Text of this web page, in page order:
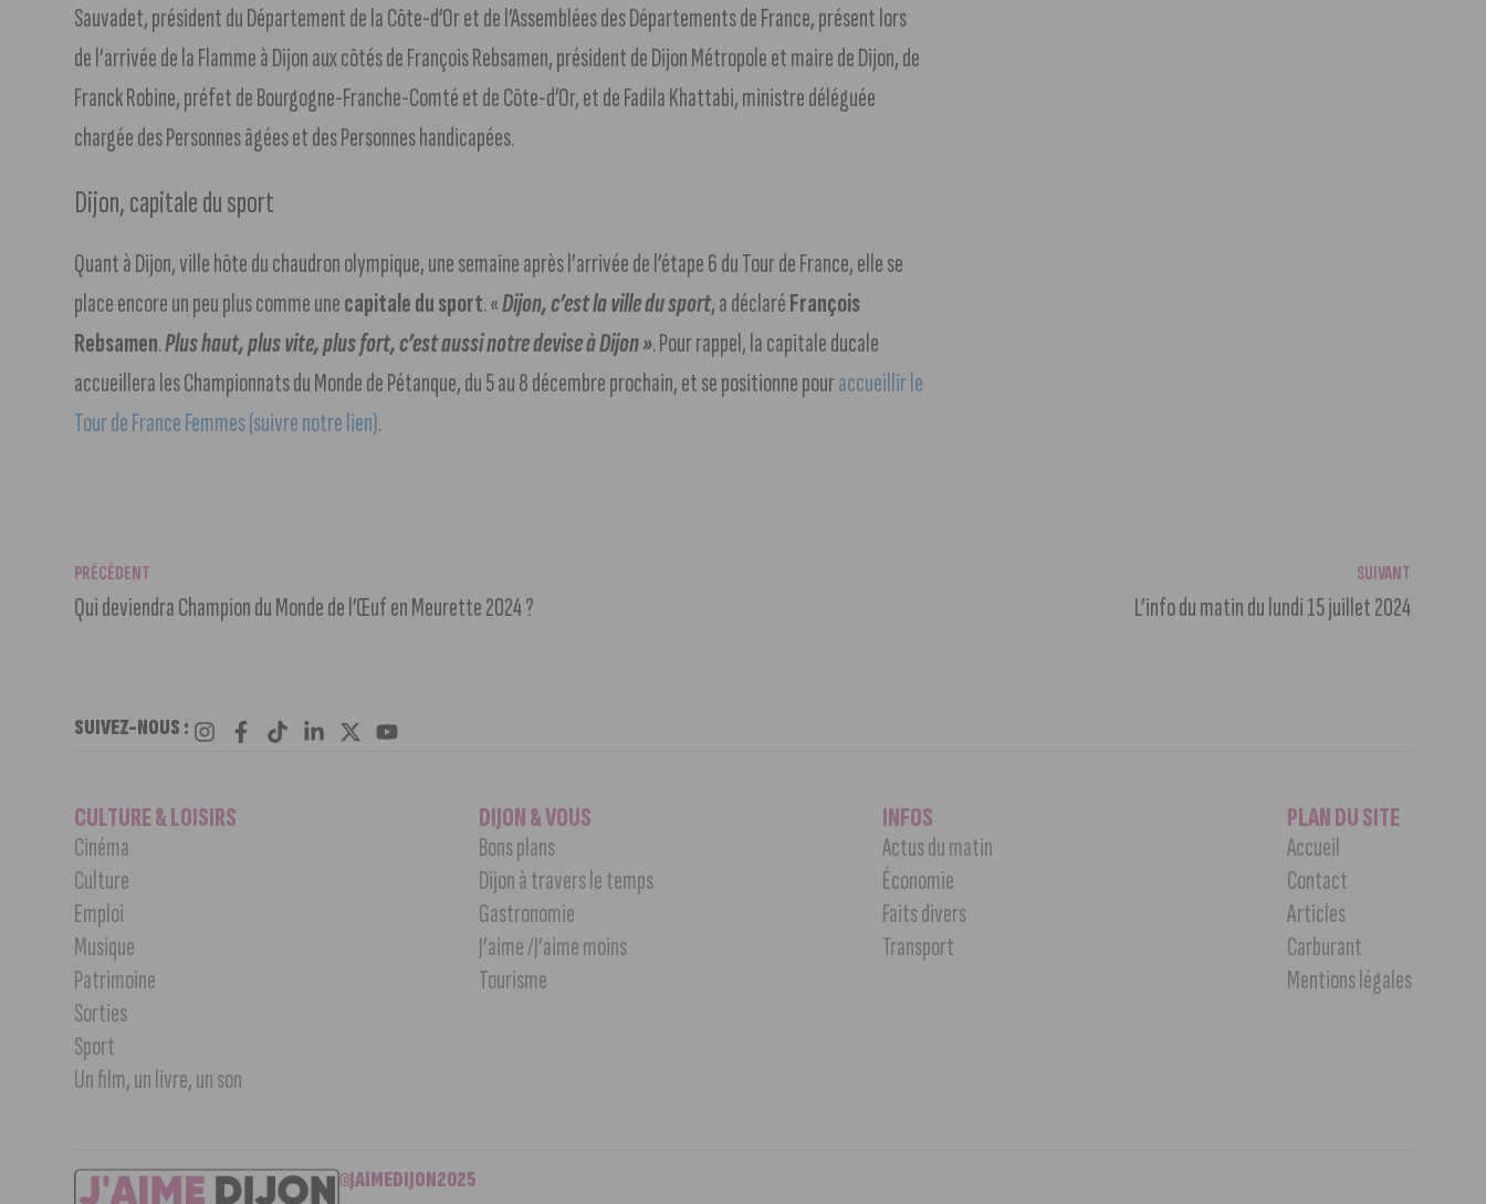
Sauvadet, président du Département de la Côte-d’Or et de l’Assemblées des Départements de France, présent lors
de l’arrivée de la Flamme à Dijon aux côtés de François Rebsamen, président de Dijon Métropole et maire de Dijon, de
Franck Robine, préfet de Bourgogne-Franche-Comté et de Côte-d’Or, et de Fadila Khattabi, ministre déléguée
chargée des Personnes âgées et des Personnes handicapées.
Dijon, capitale du sport
Quant à Dijon, ville hôte du chaudron olympique, une semaine après l’arrivée de l’étape 6 du Tour de France, elle se
place encore un peu plus comme unecapitale du sport. «Dijon, c’est la ville du sport, a déclaréFrançois
Rebsamen.Plus haut, plus vite, plus fort, c’est aussi notre devise à Dijon ». Pour rappel, la capitale ducale
accueillera les Championnats du Monde de Pétanque, du 5 au 8 décembre prochain, et se positionne pouraccueillir le
Tour de France Femmes (suivre notre lien).
PRÉCÉDENT
Qui deviendra Champion du Monde de l’Œuf en Meurette 2024 ?
SUIVANT
L’info du matin du lundi 15 juillet 2024
SUIVEZ-NOUS :
CULTURE & LOISIRS
Cinéma
Culture
Emploi
Musique
Patrimoine
Sorties
Sport
Un film, un livre, un son
DIJON & VOUS
Bons plans
Dijon à travers le temps
Gastronomie
J’aime /J’aime moins
Tourisme
INFOS
Actus du matin
Économie
Faits divers
Transport
PLAN DU SITE
Accueil
Contact
Articles
Carburant
Mentions légales
©JAIMEDIJON2025